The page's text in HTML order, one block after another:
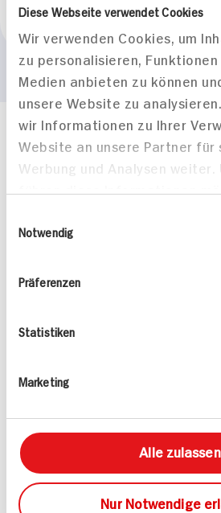
Diese Webseite verwendet Cookies
Wir verwenden Cookies, um
zu personalisieren,
Medien anbieten zu können
unsere Website zu
wir Informationen zu Ihrer
Website an unsere Partner für
Werbung und Analysen weiter.
bereitgestellt haben oder die
Notwendig
Präferenzen
Statistiken
Marketing
Alle zulassen
Nur Notwendige
Marke
Meggle
Mehr Informationen in unserem FAQ
Wir beantworten gerne Ihre Fragen
Montag - Donnerstag: 9 bis 16 Uhr
Folgen Sie uns auf TikTok
Angebote & Coupons
Rezepte
Marktfinder